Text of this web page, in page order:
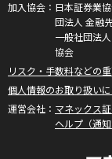
日本証券業
団法人 金融
一般社団法
協会
リスク・手数料などの
個人情報のお取り扱い
マネックス
ヘルプ（通知